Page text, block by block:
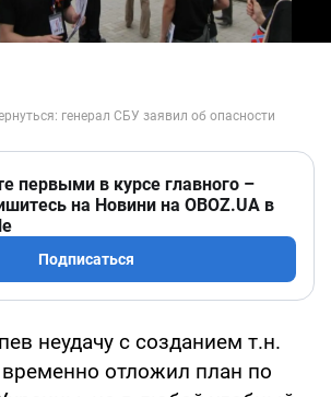
первыми в курсе главного –
на Новини на OBOZ.UA в
Подписаться
неудачу с созданием т.н.
отложил план по